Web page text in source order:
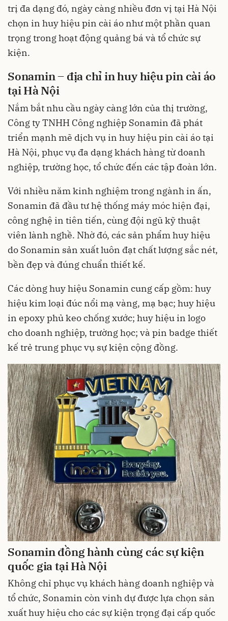
trị đa dạng đó, ngày càng nhiều đơn vị tại Hà Nội
chọn in huy hiệu pin cài áo như một phần quan
trọng trong hoạt động quảng bá và tổ chức sự
kiện.
Sonamin – địa chỉ in huy hiệu pin cài áo
tại Hà Nội
Nắm bắt nhu cầu ngày càng lớn của thị trường,
Công ty TNHH Công nghiệp Sonamin đã phát
triển mạnh mẽ dịch vụ in huy hiệu pin cài áo tại
Hà Nội, phục vụ đa dạng khách hàng từ doanh
nghiệp, trường học, tổ chức đến các tập đoàn lớn.
Với nhiều năm kinh nghiệm trong ngành in ấn,
Sonamin đã đầu tư hệ thống máy móc hiện đại,
công nghệ in tiên tiến, cùng đội ngũ kỹ thuật
viên lành nghề. Nhờ đó, các sản phẩm huy hiệu
do Sonamin sản xuất luôn đạt chất lượng sắc nét,
bền đẹp và đúng chuẩn thiết kế.
Các dòng huy hiệu Sonamin cung cấp gồm: huy
hiệu kim loại đúc nổi mạ vàng, mạ bạc; huy hiệu
in epoxy phủ keo chống xước; huy hiệu in logo
cho doanh nghiệp, trường học; và pin badge thiết
kế trẻ trung phục vụ sự kiện cộng đồng.
Sonamin đồng hành cùng các sự kiện
quốc gia tại Hà Nội
Không chỉ phục vụ khách hàng doanh nghiệp và
tổ chức, Sonamin còn vinh dự được lựa chọn sản
xuất huy hiệu cho các sự kiện trọng đại cấp quốc